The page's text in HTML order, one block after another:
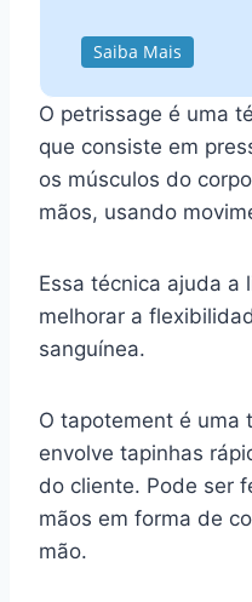
Saiba Mais
O petrissage é uma
que consiste em
os músculos do
mãos, usando
Essa técnica ajuda a
melhorar a
sanguínea.
O tapotement é uma
envolve tapinhas
do cliente. Pode ser
mãos em forma de
mão.